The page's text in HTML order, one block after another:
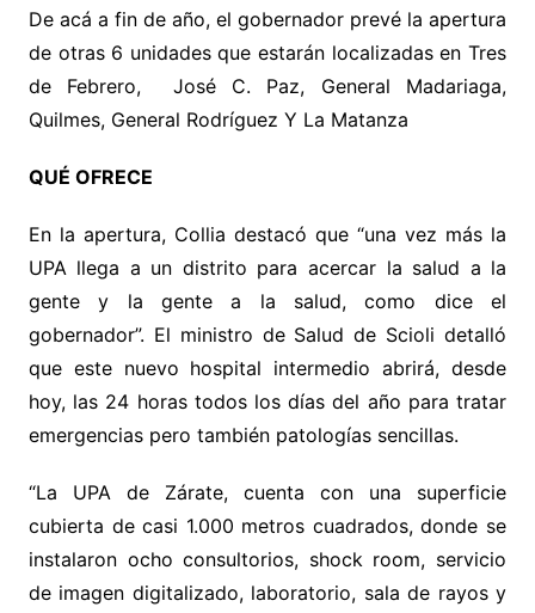
De acá a fin de año, el gobernador prevé la apertura
de otras 6 unidades que estarán localizadas en Tres
de Febrero, José C. Paz, General Madariaga,
Quilmes, General Rodríguez Y La Matanza
QUÉ OFRECE
En la apertura, Collia destacó que “una vez más la
UPA llega a un distrito para acercar la salud a la
gente y la gente a la salud, como dice el
gobernador”. El ministro de Salud de Scioli detalló
que este nuevo hospital intermedio abrirá, desde
hoy, las 24 horas todos los días del año para tratar
emergencias pero también patologías sencillas.
“La UPA de Zárate, cuenta con una superficie
cubierta de casi 1.000 metros cuadrados, donde se
instalaron ocho consultorios, shock room, servicio
de imagen digitalizado, laboratorio, sala de rayos y